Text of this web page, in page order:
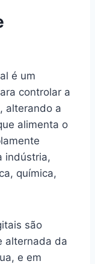
é um
controlar a
alterando a
alimenta o
indústria,
química,
são
alternada da
e em